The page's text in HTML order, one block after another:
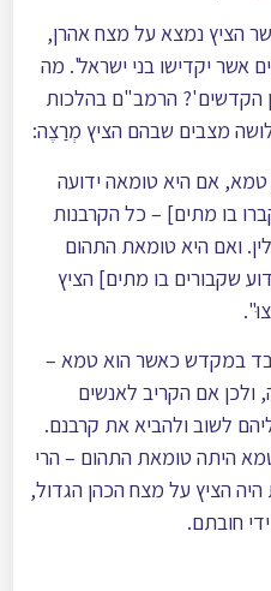
הציץ נמצא על מצח אהרן,
אשר יקדישו בני ישראל'. מה
הקדשים'? הרמב"ם בהלכות
מצבים שבהם הציץ מְרַצֶה:
אם היא טומאה ידועה
בו מתים] – כל הקרבנות
ואם היא טומאת התהום
שקבורים בו מתים] הציץ
במקדש כאשר הוא טמא –
אם הקריב לאנשים
לשוב ולהביא את קרבנם.
היתה טומאת התהום – הרי
הציץ על מצח הכהן הגדול,
חובתם.